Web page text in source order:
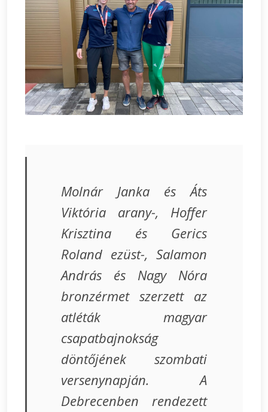
Molnár Janka és Áts
Viktória arany-, Hoffer
Krisztina és Gerics
Roland ezüst-, Salamon
András és Nagy Nóra
bronzérmet szerzett az
atléták magyar
csapatbajnokság
döntőjének szombati
versenynapján. A
Debrecenben rendezett